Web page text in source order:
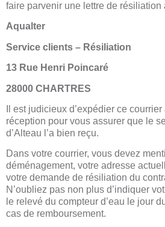
faire parvenir une lettre de résiliation
Aqualter
Service clients – Résiliation
13 Rue Henri Poincaré
28000 CHARTRES
Il est judicieux d’expédier ce
réception pour vous assurer que le
d’Alteau l’a bien reçu.
Dans votre courrier, vous devez
déménagement, votre adresse
votre demande de résiliation du
N’oubliez pas non plus d’indiquer
le relevé du compteur d’eau le jour
cas de remboursement.